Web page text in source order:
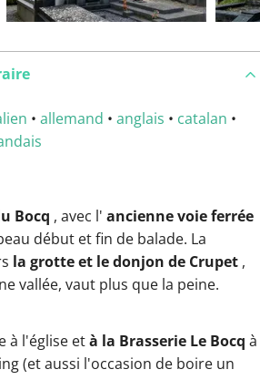
• allemand • anglais • catalan •
Bocq , avec l' ancienne voie ferrée
début et fin de balade. La
la grotte et le donjon de Crupet ,
vallée, vaut plus que la peine.
à l'église età la Brasserie Le Bocq à
(et aussi l'occasion de boire un